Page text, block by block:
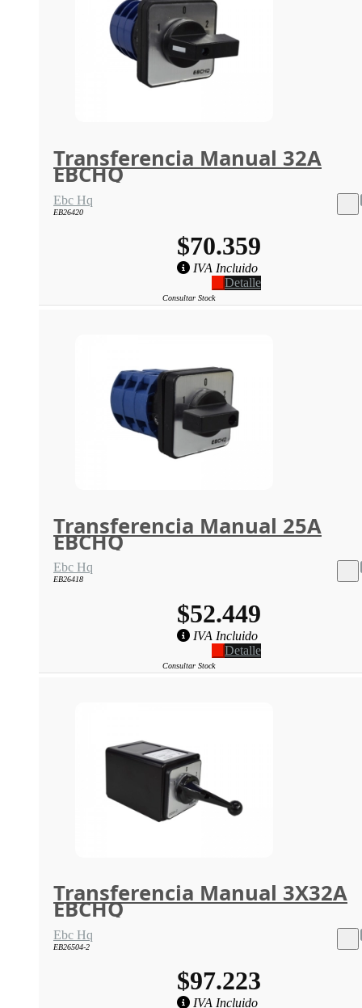
Transferencia Manual 32A
EBCHQ
Ebc Hq
EB26420
$70.359
IVA Incluido
Detalle
Consultar Stock
Transferencia Manual 25A
EBCHQ
Ebc Hq
EB26418
$52.449
IVA Incluido
Detalle
Consultar Stock
Transferencia Manual 3X32A
EBCHQ
Ebc Hq
EB26504-2
$97.223
IVA Incluido